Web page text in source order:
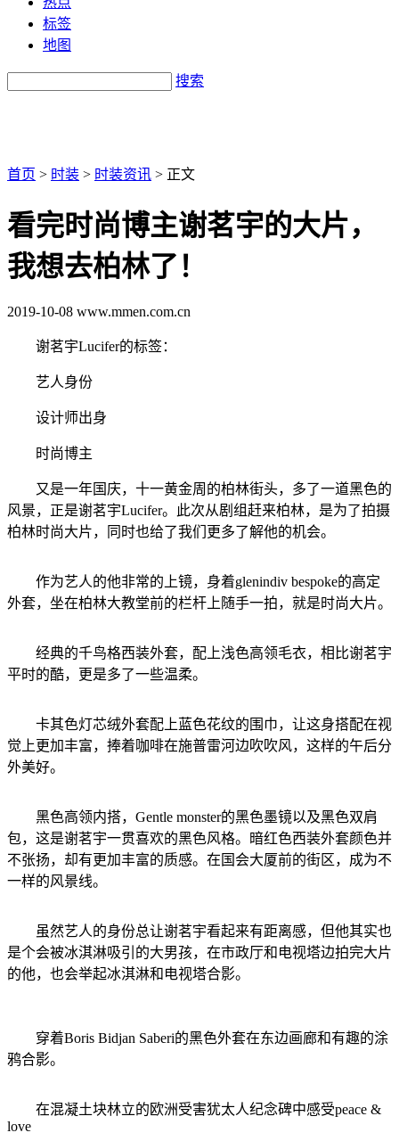
标签
地图
搜索
首页 > 时装 > 时装资讯 > 正文
看完时尚博主谢茗宇的大片，
我想去柏林了！
2019-10-08 www.mmen.com.cn
谢茗宇Lucifer的标签：
艺人身份
设计师出身
时尚博主
又是一年国庆，十一黄金周的柏林街头，多了一道黑色的
风景，正是谢茗宇Lucifer。此次从剧组赶来柏林，是为了拍摄
柏林时尚大片，同时也给了我们更多了解他的机会。
作为艺人的他非常的上镜，身着glenindiv bespoke的高定
外套，坐在柏林大教堂前的栏杆上随手一拍，就是时尚大片。
经典的千鸟格西装外套，配上浅色高领毛衣，相比谢茗宇
平时的酷，更是多了一些温柔。
卡其色灯芯绒外套配上蓝色花纹的围巾，让这身搭配在视
觉上更加丰富，捧着咖啡在施普雷河边吹吹风，这样的午后分
外美好。
黑色高领内搭，Gentle monster的黑色墨镜以及黑色双肩
包，这是谢茗宇一贯喜欢的黑色风格。暗红色西装外套颜色并
不张扬，却有更加丰富的质感。在国会大厦前的街区，成为不
一样的风景线。
虽然艺人的身份总让谢茗宇看起来有距离感，但他其实也
是个会被冰淇淋吸引的大男孩，在市政厅和电视塔边拍完大片
的他，也会举起冰淇淋和电视塔合影。
穿着Boris Bidjan Saberi的黑色外套在东边画廊和有趣的涂
鸦合影。
在混凝土块林立的欧洲受害犹太人纪念碑中感受peace &
love